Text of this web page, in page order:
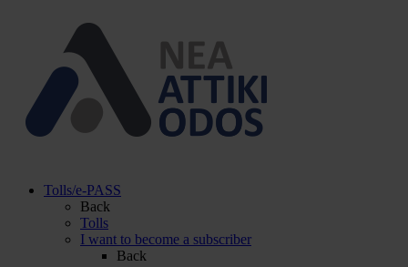
Tolls/e-PASS
Back
Tolls
I want to become a subscriber
Back